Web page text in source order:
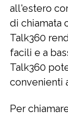
all'estero
di chiamata
Talk360
facili e a
Talk360
convenienti
Per